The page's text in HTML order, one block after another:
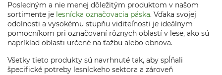
Posledným a nie menej dôležitým produktom v našom
sortimente je lesnícka označovacia páska. Vďaka svojej
odolnosti a vysokému stupňu viditeľnosti je ideálnym
pomocníkom pri označovaní rôznych oblastí v lese, ako sú
napríklad oblasti určené na ťažbu alebo obnova.
Všetky tieto produkty sú navrhnuté tak, aby spĺňali
špecifické potreby lesníckeho sektora a zároveň